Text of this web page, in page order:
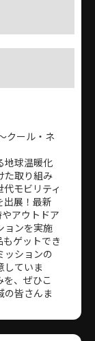
クール・ネ
地球温暖化
た取り組み
モビリティ
出展！最新
アウトドア
ョンを実施
ゲットでき
ッションの
していま
、ぜひこ
の皆さんま